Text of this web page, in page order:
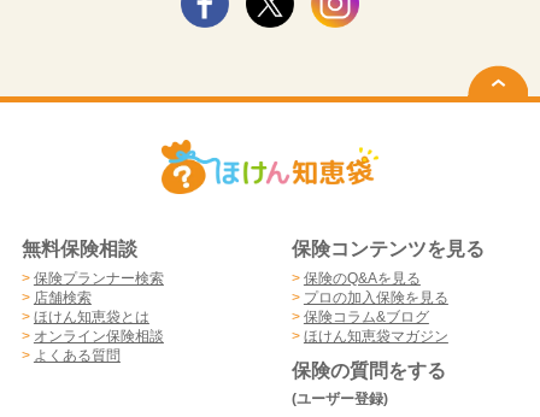
無料保険相談
> 保険プランナー検索
> 店舗検索
> ほけん知恵袋とは
> オンライン保険相談
> よくある質問
保険コンテンツを見る
> 保険のQ&Aを見る
> プロの加入保険を見る
> 保険コラム&ブログ
> ほけん知恵袋マガジン
保険の質問をする
(ユーザー登録)